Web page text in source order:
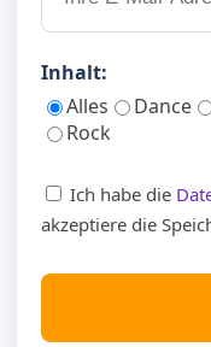
Inhalt:
Alles
Dance
Rock
Ich habe die
akzeptiere die